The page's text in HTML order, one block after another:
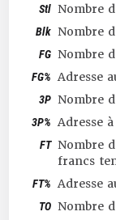
Stl Nombre
Blk Nombre
FG Nombre
FG% Adresse
3P Nombre
3P% Adresse
FT Nombre
francs
FT% Adresse
TO Nombre